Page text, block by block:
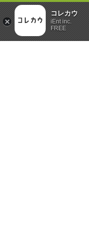
コレカウ
iEnt inc.
FREE